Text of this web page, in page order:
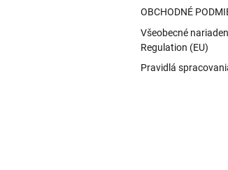
OBCHODNÉ
Všeobecné
Regulation (EU)
Pravidlá